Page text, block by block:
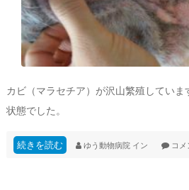
カビ（マラセチア）が沢山繁殖してい
状態でした。
続きを読む ゆう動物病院 イン コメ